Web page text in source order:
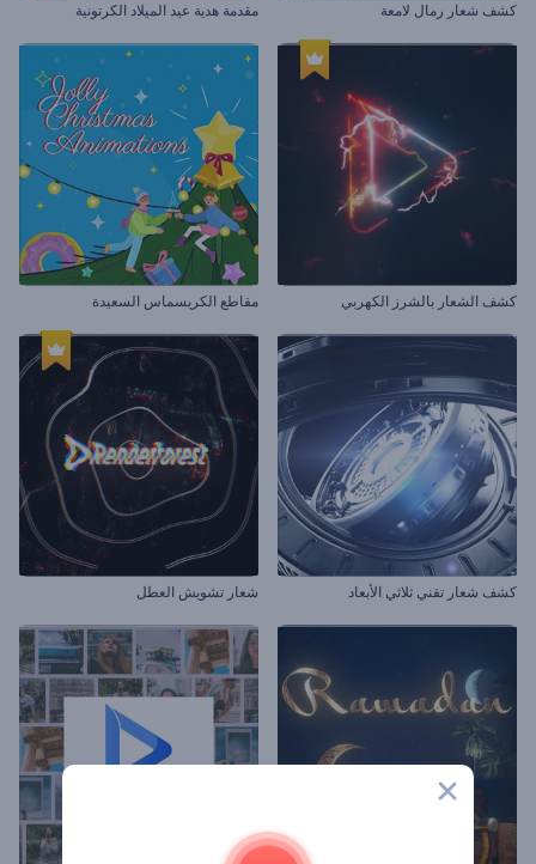
كشف شعار رمال لامعة مقدمة هدية عيد الميلاد الكرتونية
كشف الشعار بالشرز الكهربي مقاطع الكريسماس السعيدة
كشف شعار تقني ثلاثي الأبعاد شعار تشويش العطل